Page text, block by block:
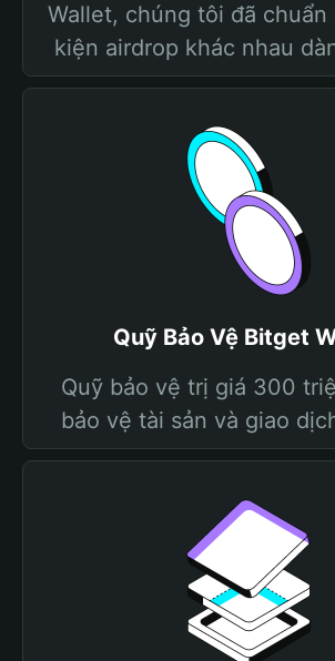
Wallet, chúng tôi đã chuẩn
kiện airdrop khác nhau
Quỹ Bảo Vệ Bitget
Quỹ bảo vệ trị giá 300
bảo vệ tài sản và giao